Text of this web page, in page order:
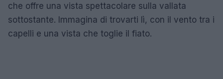
che offre una vista spettacolare sulla vallata
sottostante. Immagina di trovarti lì, con il vento tra i
capelli e una vista che toglie il fiato.